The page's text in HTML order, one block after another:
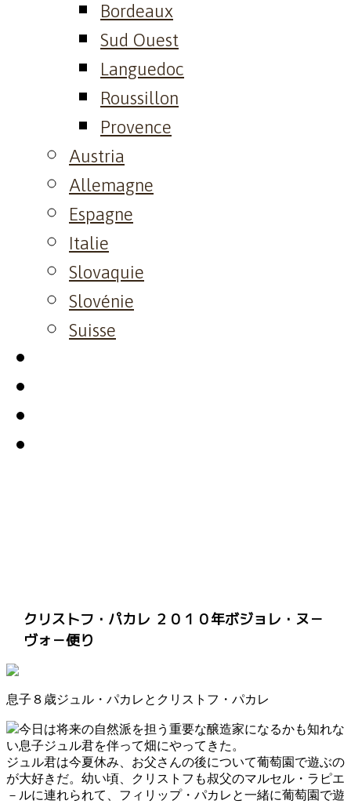
Bordeaux
Sud Ouest
Languedoc
Roussillon
Provence
Austria
Allemagne
Espagne
Italie
Slovaquie
Slovénie
Suisse
クリストフ・パカレ ２０１０年ボジョレ・ヌ－
ヴォ－便り
息子８歳ジュル・パカレとクリストフ・パカレ
今日は将来の自然派を担う重要な醸造家になるかも知れな
い息子ジュル君を伴って畑にやってきた。
ジュル君は今夏休み、お父さんの後について葡萄園で遊ぶの
が大好きだ。幼い頃、クリストフも叔父のマルセル・ラピエ
－ルに連れられて、フィリップ・パカレと一緒に葡萄園で遊